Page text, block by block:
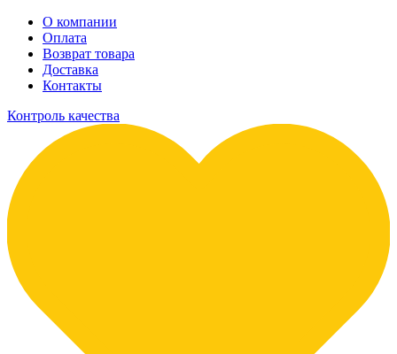
О компании
Оплата
Возврат товара
Доставка
Контакты
Контроль качества